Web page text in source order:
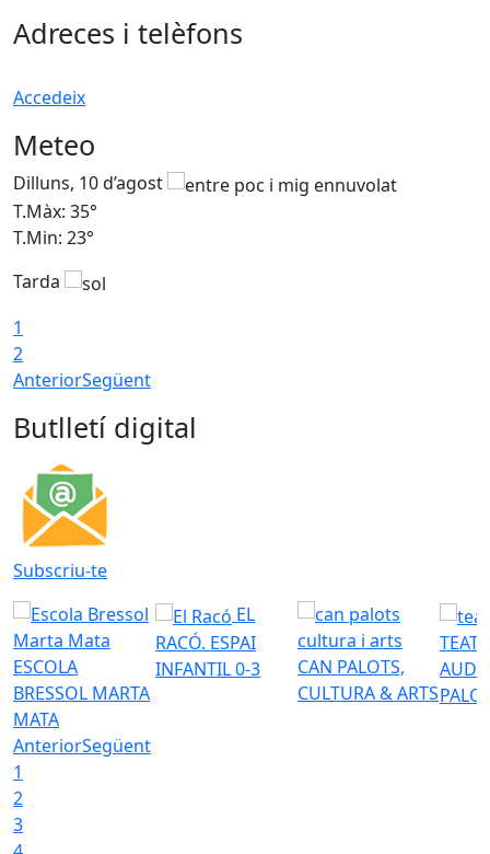
Adreces i telèfons
Accedeix
Meteo
Dilluns, 10 d’agost
T.Màx: 35°
T.Min: 23°
Tarda
1
2
AnteriorSegüent
Butlletí digital
Subscriu-te
ESCOLA
BRESSOL MARTA
MATA
EL
RACÓ. ESPAI
INFANTIL 0-3
CAN PALOTS,
CULTURA & ARTS
AnteriorSegüent
1
2
3